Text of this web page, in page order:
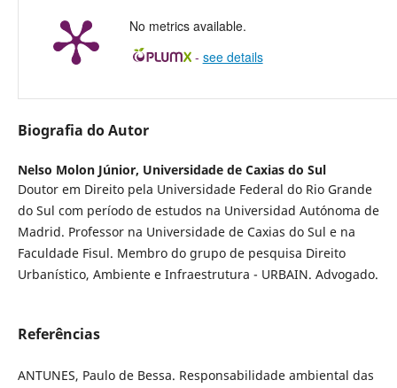
No metrics available.
- see details
Biografia do Autor
Nelso Molon Júnior, Universidade de Caxias do Sul
Doutor em Direito pela Universidade Federal do Rio Grande
do Sul com período de estudos na Universidad Autónoma de
Madrid. Professor na Universidade de Caxias do Sul e na
Faculdade Fisul. Membro do grupo de pesquisa Direito
Urbanístico, Ambiente e Infraestrutura - URBAIN. Advogado.
Referências
ANTUNES, Paulo de Bessa. Responsabilidade ambiental das